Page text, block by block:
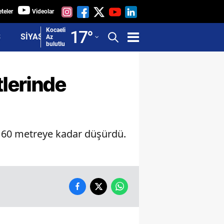
Videolar
SİYASET
Kocaeli
Az
bulutlu
17°
Adana
Adıyaman
Ağrı
Ankara
Aydın
metreye kadar düşürdü.